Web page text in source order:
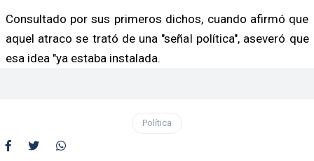
Consultado por sus primeros dichos, cuando afirmó que
aquel atraco se trató de una "señal política", aseveró que
esa idea "ya estaba instalada.
Política